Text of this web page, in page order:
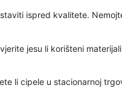
ispred kvalitete.
jesu li korišteni
li cipele u stacionarnoj